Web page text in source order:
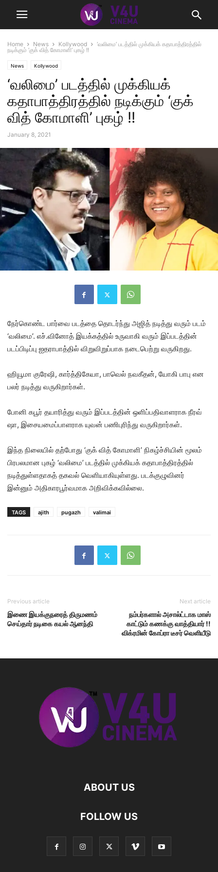
Home News Kollywood
‘வலிமை’ படத்தில் முக்கியக் கதாபாத்திரத்தில்
நடிக்கும் ‘குக் வித் கோமாளி’ புகழ் !!
News Kollywood
‘வலிமை’ படத்தில் முக்கியக்
கதாபாத்திரத்தில் நடிக்கும் ‘குக்
வித் கோமாளி’ புகழ் !!
January 8, 2021
நேர்கொண்ட பார்வை படத்தை தொடர்ந்து அஜித் நடித்து வரும் படம்
‘வலிமை’. எச்.வினோத் இயக்கத்தில் உருவாகி வரும் இப்படத்தின்
படப்பிடிப்பு ஐதராபாத்தில் விறுவிறுப்பாக நடைபெற்று வருகிறது.
ஹியூமா குரேஷி, கார்த்திகேயா, பாவெல் நவகீதன், யோகி பாபு என
பலர் நடித்து வருகிறார்கள்.
போனி கபூர் தயாரித்து வரும் இப்படத்தின் ஒளிப்பதிவாளராக நீரவ்
ஷா, இசையமைப்பாளராக யுவன் பணிபுரிந்து வருகிறார்கள்.
இந்த நிலையில் தற்போது ‘குக் வித் கோமாளி’ நிகழ்ச்சியின் மூலம்
பிரபலமான புகழ் ‘வலிமை’ படத்தில் முக்கியக் கதாபாத்திரத்தில்
நடித்துள்ளதாகத் தகவல் வெளியாகியுள்ளது. படக்குழுவினர்
இன்னும் அதிகாரபூர்வமாக அறிவிக்கவில்லை.
TAGS ajith pugazh valimai
Previous article
இணை இயக்குநரைத் திருமணம்
செய்தார் நடிகை கயல் ஆனந்தி
Next article
நம்பர்களால் அசால்ட்டாக மாஸ்
காட்டும் கணக்கு வாத்தியார் !!
விக்ரமின் கோப்ரா டீசர் வெளியீடு
ABOUT US
FOLLOW US